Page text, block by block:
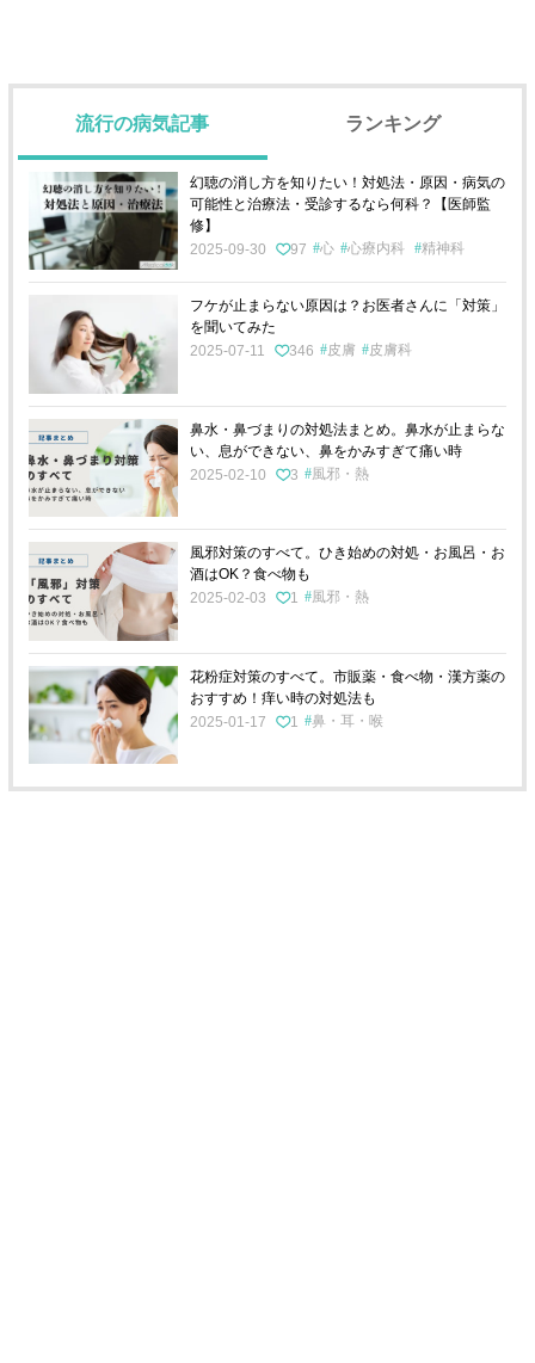
流行の病気記事 ランキング
幻聴の消し方を知りたい！対処法・原因・病気の
可能性と治療法・受診するなら何科？【医師監
修】
2025-09-30
97 心 心療内科 精神科
フケが止まらない原因は？お医者さんに「対策」
を聞いてみた
2025-07-11
346 皮膚 皮膚科
鼻水・鼻づまりの対処法まとめ。鼻水が止まらな
い、息ができない、鼻をかみすぎて痛い時
2025-02-10
3 風邪・熱
風邪対策のすべて。ひき始めの対処・お風呂・お
酒はOK？食べ物も
2025-02-03
1 風邪・熱
花粉症対策のすべて。市販薬・食べ物・漢方薬の
おすすめ！痒い時の対処法も
2025-01-17
1 鼻・耳・喉